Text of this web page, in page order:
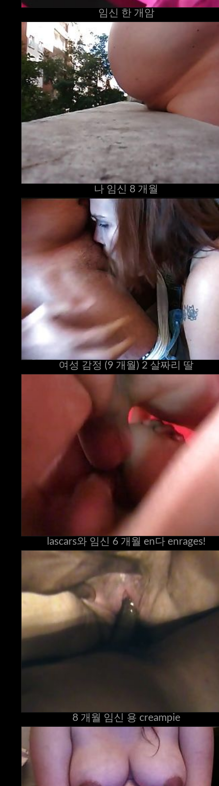
임신 한 개암
나 임신 8 개월
여성 감정 (9 개월) 2 살짜리 딸
lascars와 임신 6 개월 en다 enrages!
8 개월 임신 용 creampie